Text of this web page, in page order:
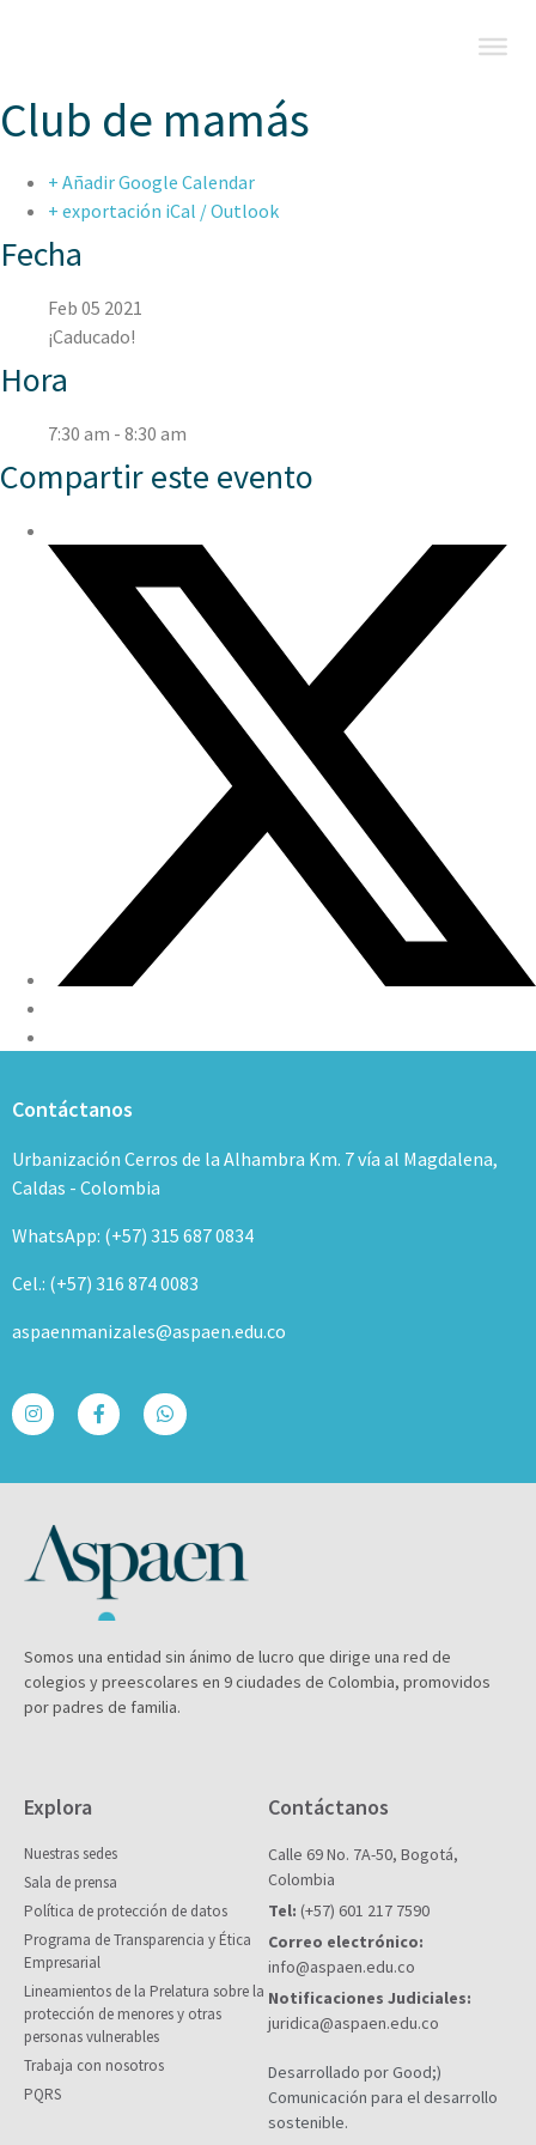
Club de mamás
+ Añadir Google Calendar
+ exportación iCal / Outlook
Fecha
Feb 05 2021
¡Caducado!
Hora
7:30 am - 8:30 am
Compartir este evento
Contáctanos
Urbanización Cerros de la Alhambra Km. 7 vía al Magdalena,
Caldas - Colombia
WhatsApp: (+57) 315 687 0834
Cel.: (+57) 316 874 0083
aspaenmanizales@aspaen.edu.co
Somos una entidad sin ánimo de lucro que dirige una red de
colegios y preescolares en 9 ciudades de Colombia, promovidos
por padres de familia.
Explora
Nuestras sedes
Sala de prensa
Política de protección de datos
Programa de Transparencia y Ética
Empresarial
Lineamientos de la Prelatura sobre la
protección de menores y otras
personas vulnerables
Trabaja con nosotros
PQRS
Contáctanos
Calle 69 No. 7A-50, Bogotá,
Colombia
Tel: (+57) 601 217 7590
Correo electrónico:
info@aspaen.edu.co
Notificaciones Judiciales:
juridica@aspaen.edu.co
Desarrollado por Good;)
Comunicación para el desarrollo
sostenible.